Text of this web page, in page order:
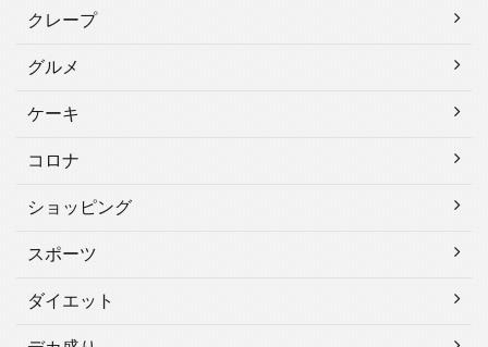
クレープ
グルメ
ケーキ
コロナ
ショッピング
スポーツ
ダイエット